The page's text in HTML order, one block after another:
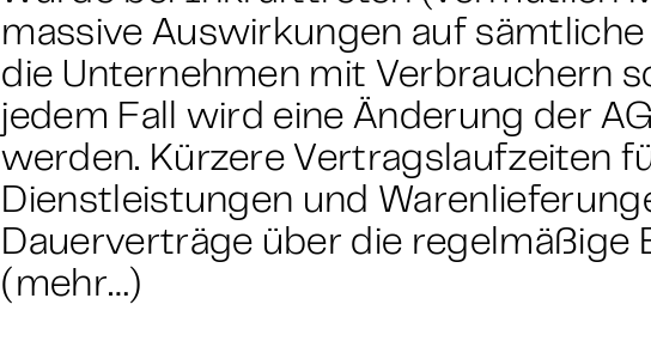
massive Auswirkungen auf
die Unternehmen mit Verbrauchern
jedem Fall wird eine Änderung der
werden. Kürzere Vertragslaufzeiten
Dienstleistungen und
Dauerverträge über die regelmäßige
(mehr…)